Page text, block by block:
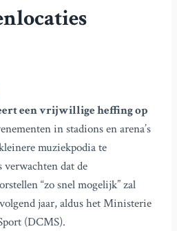
een vrijwillige heffing op
in stadions en arena’s
muziekpodia te
dat de
“zo snel mogelijk” zal
jaar, aldus het Ministerie
(DCMS).